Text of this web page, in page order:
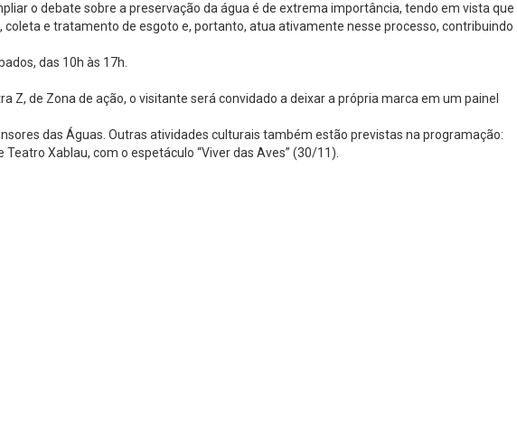
o debate sobre a preservação da água é de extrema importância, tendo em vista que
e tratamento de esgoto e, portanto, atua ativamente nesse processo, contribuindo
das 10h às 17h.
de Zona de ação, o visitante será convidado a deixar a própria marca em um painel
das Águas. Outras atividades culturais também estão previstas na programação:
Xablau, com o espetáculo “Viver das Aves” (30/11).